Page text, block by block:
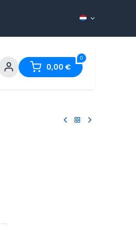
0
0,00 €